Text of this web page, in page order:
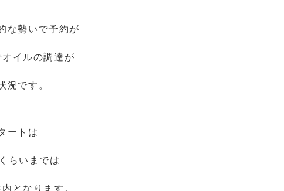
な勢いで予約が
イルの調達が
況です。
ートは
らいまでは
となります。